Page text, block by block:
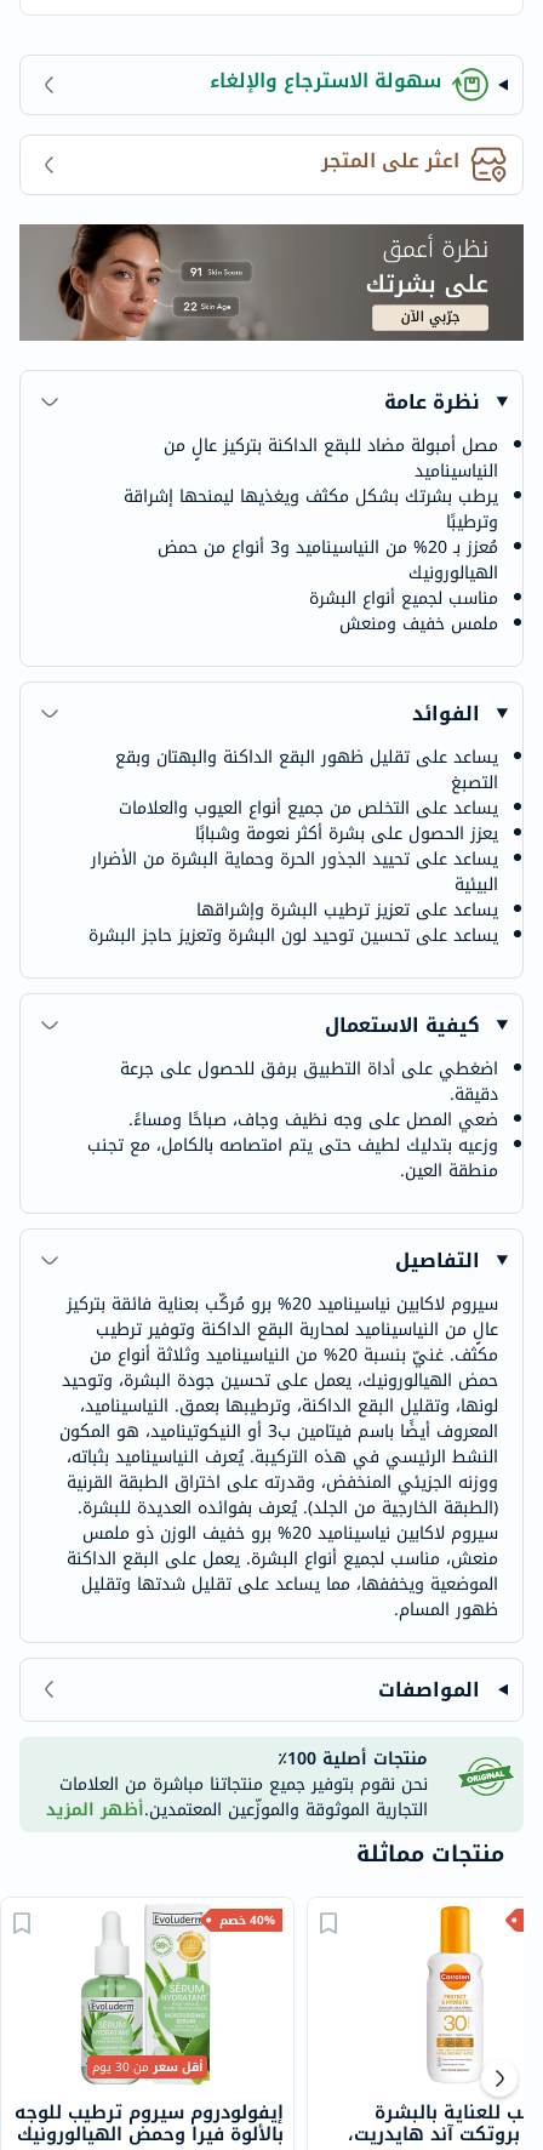
سهولة الاسترجاع والإلغاء
اعثر على المتجر
نظرة عامة
مصل أمبولة مضاد للبقع الداكنة بتركيز عالٍ من
النياسيناميد
يرطب بشرتك بشكل مكثف ويغذيها ليمنحها إشراقة
وترطيبًا
مُعزز بـ 20% من النياسيناميد و3 أنواع من حمض
الهيالورونيك
مناسب لجميع أنواع البشرة
ملمس خفيف ومنعش
الفوائد
يساعد على تقليل ظهور البقع الداكنة والبهتان وبقع
التصبغ
يساعد على التخلص من جميع أنواع العيوب والعلامات
يعزز الحصول على بشرة أكثر نعومة وشبابًا
يساعد على تحييد الجذور الحرة وحماية البشرة من الأضرار
البيئية
يساعد على تعزيز ترطيب البشرة وإشراقها
يساعد على تحسين توحيد لون البشرة وتعزيز حاجز البشرة
كيفية الاستعمال
اضغطي على أداة التطبيق برفق للحصول على جرعة
دقيقة.
ضعي المصل على وجه نظيف وجاف، صباحًا ومساءً.
وزعيه بتدليك لطيف حتى يتم امتصاصه بالكامل، مع تجنب
منطقة العين.
التفاصيل
سيروم لاكابين نياسيناميد 20% برو مُركّب بعناية فائقة بتركيز
عالٍ من النياسيناميد لمحاربة البقع الداكنة وتوفير ترطيب
مكثف. غنيّ بنسبة 20% من النياسيناميد وثلاثة أنواع من
حمض الهيالورونيك، يعمل على تحسين جودة البشرة، وتوحيد
لونها، وتقليل البقع الداكنة، وترطيبها بعمق. النياسيناميد،
المعروف أيضًا باسم فيتامين ب3 أو النيكوتيناميد، هو المكون
النشط الرئيسي في هذه التركيبة. يُعرف النياسيناميد بثباته،
ووزنه الجزيئي المنخفض، وقدرته على اختراق الطبقة القرنية
(الطبقة الخارجية من الجلد). يُعرف بفوائده العديدة للبشرة.
سيروم لاكابين نياسيناميد 20% برو خفيف الوزن ذو ملمس
منعش، مناسب لجميع أنواع البشرة. يعمل على البقع الداكنة
الموضعية ويخففها، مما يساعد على تقليل شدتها وتقليل
ظهور المسام.
المواصفات
منتجات أصلية 100٪
نحن نقوم بتوفير جميع منتجاتنا مباشرة من العلامات
التجارية الموثوقة والموزّعين المعتمدين.أظهر المزيد
منتجات مماثلة
40% خصم
أقل سعرمن 30 يوم
إيفولودروم سيروم ترطيب للوجه
بالألوة فيرا وحمض الهيالورونيك
للعناية بالبشرة
بروتكت آند هايدريت،